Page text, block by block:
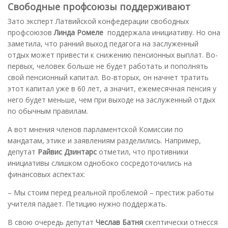
Свободные профсоюзы поддерживают
Зато эксперт Латвийской конфедерации свободных
профсоюзовЛинда Ромеле поддержала инициативу. Но она
заметила, что ранний выход педагога на заслуженный
отдых может привести к снижению пенсионных выплат. Во-
первых, человек больше не будет работать и пополнять
свой пенсионный капитал. Во-вторых, он начнет тратить
этот капитал уже в 60 лет, а значит, ежемесячная пенсия у
него будет меньше, чем при выходе на заслуженный отдых
по обычным правилам.
А вот мнения членов парламентской Комиссии по
мандатам, этике и заявлениям разделились. Например,
депутат Райвис Дзинтарс отметил, что противники
инициативы слишком однобоко сосредоточились на
финансовых аспектах:
– Мы стоим перед реальной проблемой – престиж работы
учителя падает. Петицию нужно поддержать.
В свою очередь депутат Чеслав Батня скептически отнесся